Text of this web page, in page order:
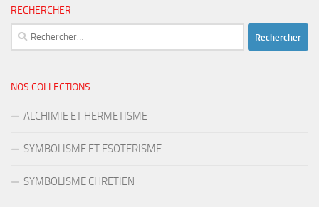
RECHERCHER
Rechercher :
NOS COLLECTIONS
ALCHIMIE ET HERMETISME
SYMBOLISME ET ESOTERISME
SYMBOLISME CHRETIEN